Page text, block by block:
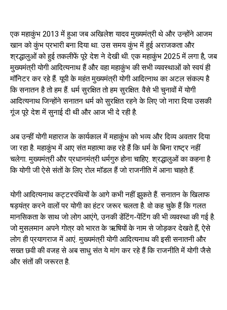
एक महाकुंभ 2013 में हुआ जब अखिलेश यादव मुख्यमंत्री थे और उन्होंने आजम
खान को कुंभ प्रभारी बना दिया था. उस समय कुंभ में हुई अराजकता और
श्रद्धालुओं को हुई तकलीफें पूरे देश ने देखी थी. एक महाकुंभ 2025 में लगा है, जब
मुख्यमंत्री योगी आदित्यनाथ हैं और वहा महाकुंभ की सभी व्यवस्थाओं को स्वयं ही
मॉनिटर कर रहे हैं. यूपी के महंत मुख्यमंत्री योगी आदित्नाथ का अटल संकल्प है
कि सनातन है तो हम हैं. धर्म सुरक्षित तो हम सुरक्षित. वैसे भी चुनावों में योगी
आदित्यनाथ जिन्होंने सनातन धर्म को सुरक्षित रहने के लिए जो नारा दिया उसकी
गूंज पूरे देश में सुनाई दी थी और आज भी दे रही है.
अब उन्हीं योगी महाराज के कार्यकाल में महाकुंभ को भव्य और दिव्य अवतार दिया
जा रहा है. महाकुंभ में आए संत महात्मा कह रहे हैं कि धर्म के बिना राष्ट्र नहीं
चलेगा. मुख्यमंत्री और प्रधानमंत्री धर्मगुरु होना चाहिए. श्रद्धालुओं का कहना है
कि योगी जी ऐसे संतों के लिए रोल मॉडल हैं जो राजनीति में आना चाहते हैं.
योगी आदित्यनाथ कट्टरपंथियों के आगे कभी नहीं झुकते हैं. सनातन के खिलाफ
षड़यंत्र करने वालों पर योगी का हंटर जरूर चलता है. वो कह चुके हैं कि गलत
मानसिकता के साथ जो लोग आएंगे, उनकी डेंटिंग-पेंटिंग की भी व्यवस्था की गई है.
जो मुसलमान अपने गोत्र को भारत के ऋषियों के नाम से जोड़कर देखते हैं, ऐसे
लोग ही प्रयागराज में आएं. मुख्यमंत्री योगी आदित्यनाथ की इसी सनातनी और
सख्त छवी की वजह से अब साधु संत ये मांग कर रहे हैं कि राजनीति में योगी जैसे
और संतों की जरूरत है.